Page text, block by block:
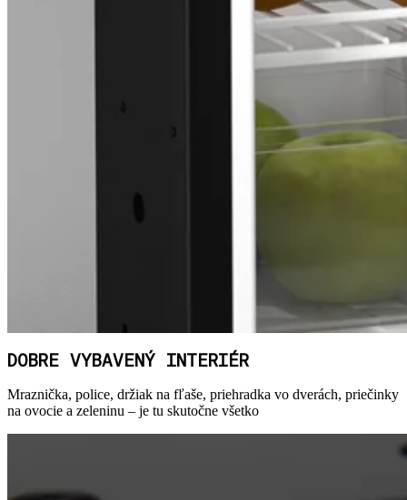
DOBRE VYBAVENÝ INTERIÉR
Mraznička, police, držiak na fľaše, priehradka vo dverách, priečinky
na ovocie a zeleninu – je tu skutočne všetko